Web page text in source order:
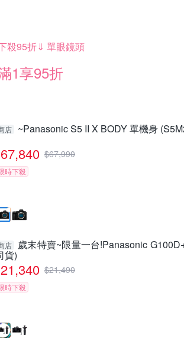
殺95折⇓ 單眼鏡頭
1享95折
店 ~Panasonic S5 II X BODY 單機身
67,840 $67,990
時下殺
店 歲末特賣~限量一台!Panasonic
貨)
21,340 $21,490
時下殺